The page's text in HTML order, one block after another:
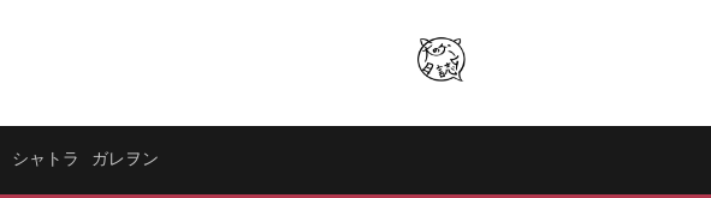
シャトラ ガレヲン